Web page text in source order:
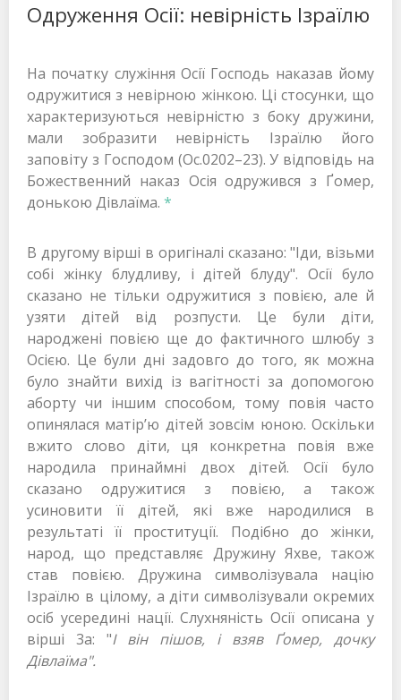
Одруження Осії: невірність Ізраїлю
На початку служіння Осії Господь наказав йому
одружитися з невірною жінкою. Ці стосунки, що
характеризуються невірністю з боку дружини,
мали зобразити невірність Ізраїлю його
заповіту з Господом (Ос.0202–23). У відповідь на
Божественний наказ Осія одружився з Ґомер,
донькою Дівлаїма. *
В другому вірші в оригіналі сказано: "Іди, візьми
собі жінку блудливу, і дітей блуду". Осії було
сказано не тільки одружитися з повією, але й
узяти дітей від розпусти. Це були діти,
народжені повією ще до фактичного шлюбу з
Осією. Це були дні задовго до того, як можна
було знайти вихід із вагітності за допомогою
аборту чи іншим способом, тому повія часто
опинялася матір’ю дітей зовсім юною. Оскільки
вжито слово діти, ця конкретна повія вже
народила принаймні двох дітей. Осії було
сказано одружитися з повією, а також
усиновити її дітей, які вже народилися в
результаті її проституції. Подібно до жінки,
народ, що представляє Дружину Яхве, також
став повією. Дружина символізувала націю
Ізраїлю в цілому, а діти символізували окремих
осіб усередині нації. Слухняність Осії описана у
вірші 3а: "І він пішов, і взяв Ґомер, дочку
Дівлаїма".